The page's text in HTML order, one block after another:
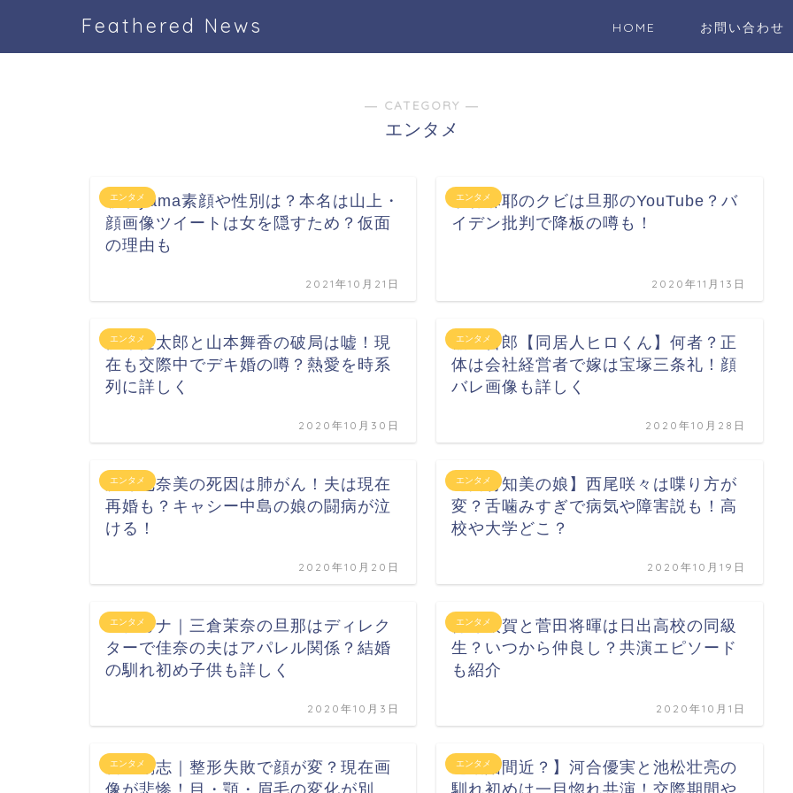
Feathered News HOME お問い合わせ
― CATEGORY ―
エンタメ
エンタメ
歌手yama素顔や性別は？本名は山上・
顔画像ツイートは女を隠すため？仮面
の理由も
2021年10月21日
エンタメ
小林麻耶のクビは旦那のYouTube？バ
イデン批判で降板の噂も！
2020年11月13日
エンタメ
伊藤健太郎と山本舞香の破局は嘘！現
在も交際中でデキ婚の噂？熱愛を時系
列に詳しく
2020年10月30日
エンタメ
稲垣吾郎【同居人ヒロくん】何者？正
体は会社経営者で嫁は宝塚三条礼！顔
バレ画像も詳しく
2020年10月28日
エンタメ
勝野七奈美の死因は肺がん！夫は現在
再婚も？キャシー中島の娘の闘病が泣
ける！
2020年10月20日
エンタメ
【西村知美の娘】西尾咲々は喋り方が
変？舌噛みすぎで病気や障害説も！高
校や大学どこ？
2020年10月19日
エンタメ
マナカナ｜三倉茉奈の旦那はディレク
ターで佳奈の夫はアパレル関係？結婚
の馴れ初め子供も詳しく
2020年10月3日
エンタメ
仲野太賀と菅田将暉は日出高校の同級
生？いつから仲良し？共演エピソード
も紹介
2020年10月1日
エンタメ
新庄剛志｜整形失敗で顔が変？現在画
像が悲惨！目・顎・眉毛の変化が別
エンタメ
【結婚間近？】河合優実と池松壮亮の
馴れ初めは一目惚れ共演！交際期間や